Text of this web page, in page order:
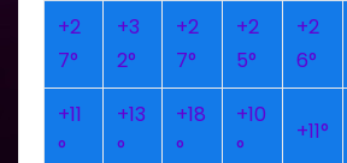
+2
7°
+3
2°
+2
7°
+2
5°
+2
6°
+11
°
+13
°
+18
°
+10
°
+11°